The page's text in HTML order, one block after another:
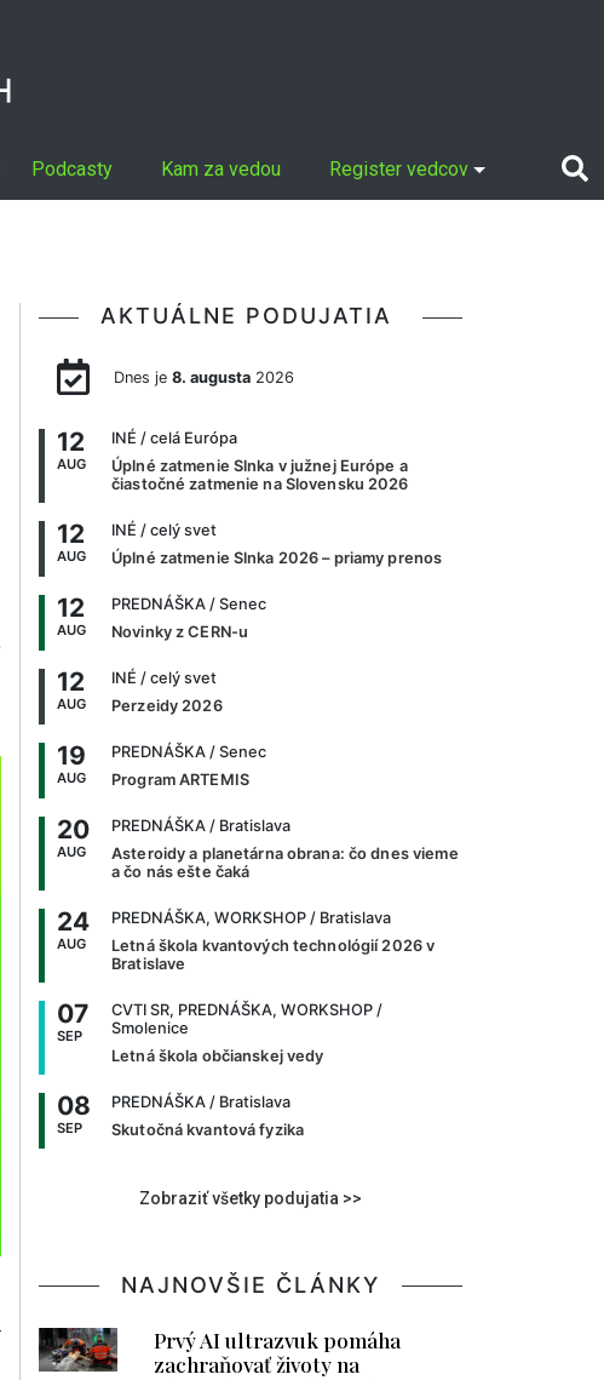
Podcasty Kam za vedou Register vedcov
AKTUÁLNE PODUJATIA
Dnes je 8. augusta2026
12
AUG
INÉ / celá Európa
Úplné zatmenie Slnka v južnej Európe a
čiastočné zatmenie na Slovensku 2026
12
AUG
INÉ / celý svet
Úplné zatmenie Slnka 2026 – priamy prenos
12
AUG
PREDNÁŠKA / Senec
Novinky z CERN-u
12
AUG
INÉ / celý svet
Perzeidy 2026
19
AUG
PREDNÁŠKA / Senec
Program ARTEMIS
20
AUG
PREDNÁŠKA / Bratislava
Asteroidy a planetárna obrana: čo dnes vieme
a čo nás ešte čaká
24
AUG
PREDNÁŠKA, WORKSHOP / Bratislava
Letná škola kvantových technológií 2026 v
Bratislave
07
SEP
CVTI SR, PREDNÁŠKA, WORKSHOP /
Smolenice
Letná škola občianskej vedy
08
SEP
PREDNÁŠKA / Bratislava
Skutočná kvantová fyzika
Zobraziť všetky podujatia >>
NAJNOVŠIE ČLÁNKY
Prvý AI ultrazvuk pomáha
zachraňovať životy na